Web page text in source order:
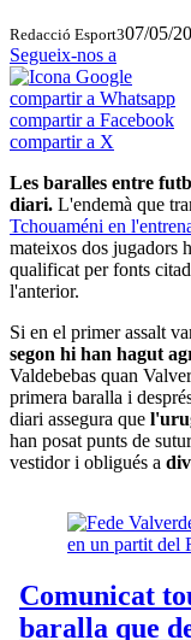
Redacció Esport307/05/
Segueix-nos a
compartir a Whatsapp
compartir a Facebook
compartir a X
Les baralles entre
diari. L'endemà que
Tchouaméni en
mateixos dos jugadors
qualificat per fonts
l'anterior.
Si en el primer assalt
segon hi han hagut
Valdebebas quan
primera baralla i
diari assegura que
han posat punts de
vestidor i obligués a